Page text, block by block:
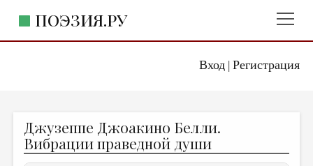
Вход| Регистрация
ПОЭЗИЯ.РУ
ЖАНРЫ
АВТОРЫ
Джузеппе Джоакино Белли.
Вибрации праведной души